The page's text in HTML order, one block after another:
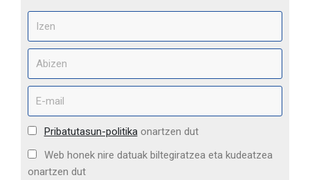
Pribatutasun-politikaonartzen dut
Web honek nire datuak biltegiratzea eta kudeatzea
onartzen dut